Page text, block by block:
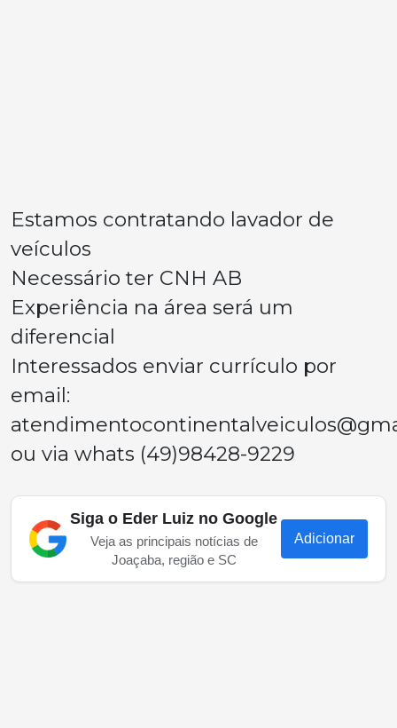
Estamos contratando lavador de
veículos
Necessário ter CNH AB
Experiência na área será um
diferencial
Interessados enviar currículo por
email:
ou via whats (49)98428-9229
Siga o Eder Luiz no Google
Veja as principais notícias de
Joaçaba, região e SC
Adicionar